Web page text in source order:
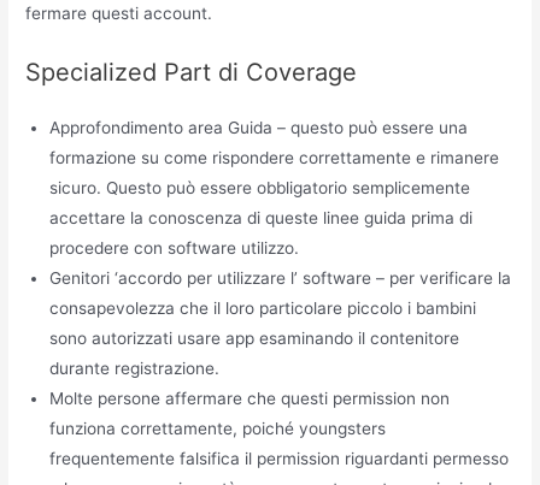
fermare questi account.
Specialized Part di Coverage
Approfondimento area Guida – questo può essere una
formazione su come rispondere correttamente e rimanere
sicuro. Questo può essere obbligatorio semplicemente
accettare la conoscenza di queste linee guida prima di
procedere con software utilizzo.
Genitori ‘accordo per utilizzare l’ software – per verificare la
consapevolezza che il loro particolare piccolo i bambini
sono autorizzati usare app esaminando il contenitore
durante registrazione.
Molte persone affermare che questi permission non
funziona correttamente, poiché youngsters
frequentemente falsifica il permission riguardanti permesso